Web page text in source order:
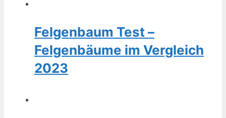
Felgenbaum Test –
Felgenbäume im Vergleich
2023